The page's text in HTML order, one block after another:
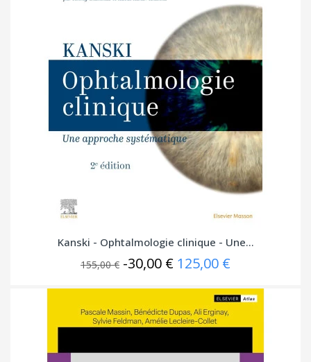
Kanski - Ophtalmologie clinique - Une...
155,00 € -30,00 € 125,00 €